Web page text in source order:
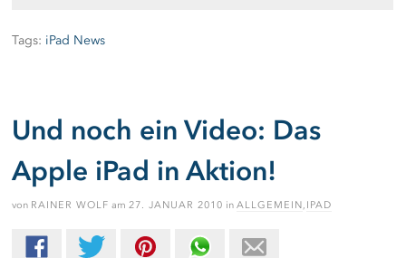
Tags: iPad News
Und noch ein Video: Das
Apple iPad in Aktion!
von RAINER WOLF am 27. JANUAR 2010 inALLGEMEIN IPAD